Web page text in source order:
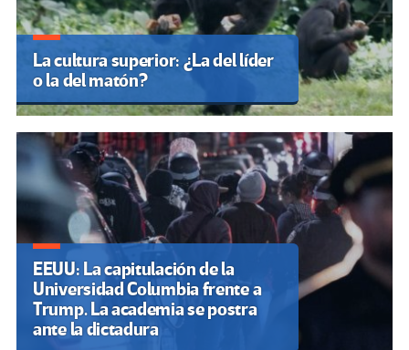
La cultura superior: ¿La del líder
o la del matón?
EEUU: La capitulación de la
Universidad Columbia frente a
Trump. La academia se postra
ante la dictadura